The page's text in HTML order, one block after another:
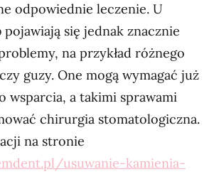
odpowiednie leczenie. U
się jednak znacznie
na przykład różnego
guzy. One mogą wymagać już
wsparcia, a takimi sprawami
chirurgia stomatologiczna.
na stronie
usuwanie-kamienia-